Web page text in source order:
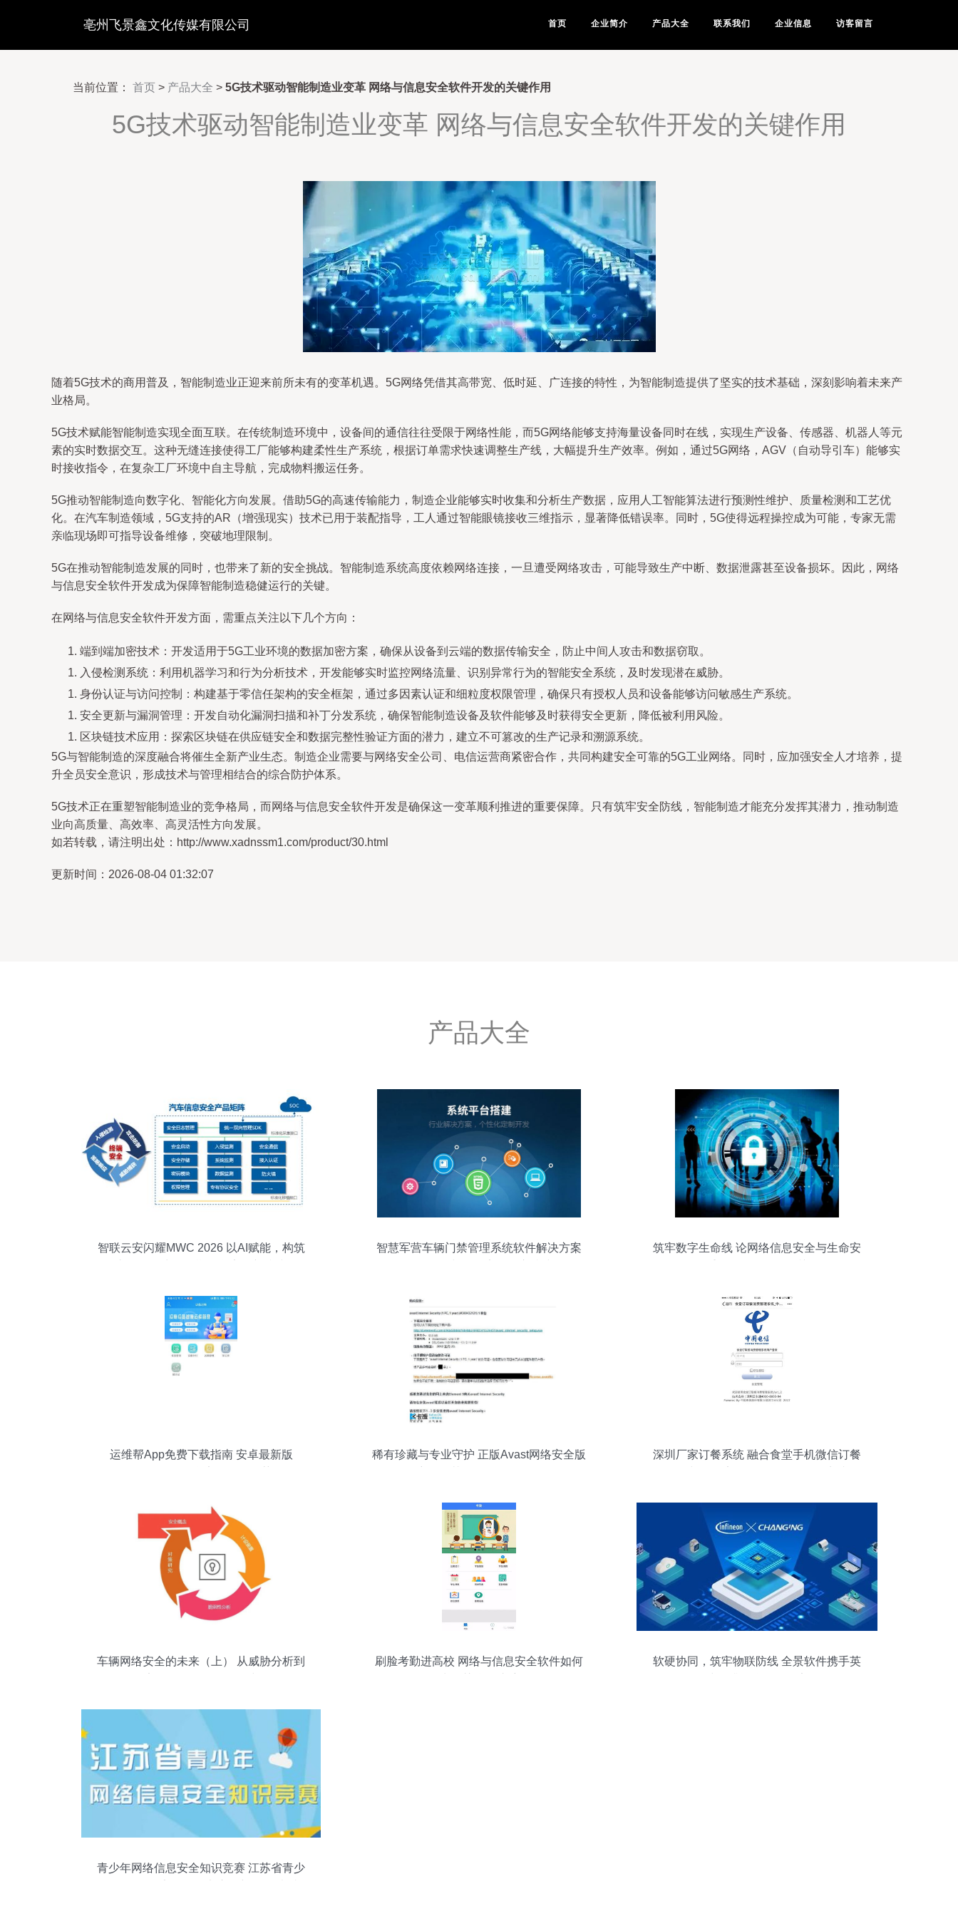
亳州飞景鑫文化传媒有限公司 首页 企业简介 产品大全 联系我们 企业信息 访客留言
当前位置： 首页 > 产品大全 > 5G技术驱动智能制造业变革 网络与信息安全软件开发的关键作用
5G技术驱动智能制造业变革 网络与信息安全软件开发的关键作用
随着5G技术的商用普及，智能制造业正迎来前所未有的变革机遇。5G网络凭借其高带宽、低时延、广连接的特性，为智能制造提供了坚实的技术基础，深刻影响着未来产
业格局。
5G技术赋能智能制造实现全面互联。在传统制造环境中，设备间的通信往往受限于网络性能，而5G网络能够支持海量设备同时在线，实现生产设备、传感器、机器人等元
素的实时数据交互。这种无缝连接使得工厂能够构建柔性生产系统，根据订单需求快速调整生产线，大幅提升生产效率。例如，通过5G网络，AGV（自动导引车）能够实
时接收指令，在复杂工厂环境中自主导航，完成物料搬运任务。
5G推动智能制造向数字化、智能化方向发展。借助5G的高速传输能力，制造企业能够实时收集和分析生产数据，应用人工智能算法进行预测性维护、质量检测和工艺优
化。在汽车制造领域，5G支持的AR（增强现实）技术已用于装配指导，工人通过智能眼镜接收三维指示，显著降低错误率。同时，5G使得远程操控成为可能，专家无需
亲临现场即可指导设备维修，突破地理限制。
5G在推动智能制造发展的同时，也带来了新的安全挑战。智能制造系统高度依赖网络连接，一旦遭受网络攻击，可能导致生产中断、数据泄露甚至设备损坏。因此，网络
与信息安全软件开发成为保障智能制造稳健运行的关键。
在网络与信息安全软件开发方面，需重点关注以下几个方向：
端到端加密技术：开发适用于5G工业环境的数据加密方案，确保从设备到云端的数据传输安全，防止中间人攻击和数据窃取。
入侵检测系统：利用机器学习和行为分析技术，开发能够实时监控网络流量、识别异常行为的智能安全系统，及时发现潜在威胁。
身份认证与访问控制：构建基于零信任架构的安全框架，通过多因素认证和细粒度权限管理，确保只有授权人员和设备能够访问敏感生产系统。
安全更新与漏洞管理：开发自动化漏洞扫描和补丁分发系统，确保智能制造设备及软件能够及时获得安全更新，降低被利用风险。
区块链技术应用：探索区块链在供应链安全和数据完整性验证方面的潜力，建立不可篡改的生产记录和溯源系统。
5G与智能制造的深度融合将催生全新产业生态。制造企业需要与网络安全公司、电信运营商紧密合作，共同构建安全可靠的5G工业网络。同时，应加强安全人才培养，提
升全员安全意识，形成技术与管理相结合的综合防护体系。
5G技术正在重塑智能制造业的竞争格局，而网络与信息安全软件开发是确保这一变革顺利推进的重要保障。只有筑牢安全防线，智能制造才能充分发挥其潜力，推动制造
业向高质量、高效率、高灵活性方向发展。
如若转载，请注明出处：http://www.xadnssm1.com/product/30.html
更新时间：2026-08-04 01:32:07
产品大全
智联云安闪耀MWC 2026 以AI赋能，构筑
智慧军营车辆门禁管理系统软件解决方案
筑牢数字生命线 论网络信息安全与生命安
运维帮App免费下载指南 安卓最新版
稀有珍藏与专业守护 正版Avast网络安全版
深圳厂家订餐系统 融合食堂手机微信订餐
车辆网络安全的未来（上） 从威胁分析到
刷脸考勤进高校 网络与信息安全软件如何
软硬协同，筑牢物联防线 全景软件携手英
青少年网络信息安全知识竞赛 江苏省青少